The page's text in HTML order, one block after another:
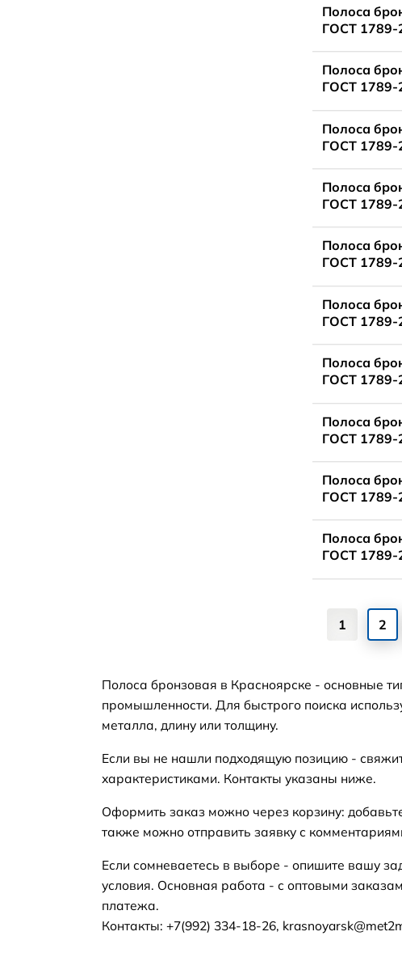
Полоса
ГОСТ 1789-
Полоса
ГОСТ 1789-
Полоса
ГОСТ 1789-
Полоса
ГОСТ 1789-
Полоса
ГОСТ 1789-
Полоса
ГОСТ 1789-
Полоса
ГОСТ 1789-
Полоса
ГОСТ 1789-
Полоса
ГОСТ 1789-
Полоса
ГОСТ 1789-
1 2
Полоса бронзовая в Красноярске - основные
промышленности. Для быстрого поиска
металла, длину или толщину.
Если вы не нашли подходящую позицию -
характеристиками. Контакты указаны ниже.
Оформить заказ можно через корзину:
также можно отправить заявку с
Если сомневаетесь в выборе - опишите вашу
условия. Основная работа - с оптовыми
платежа.
Контакты: +7(992) 334-18-26,